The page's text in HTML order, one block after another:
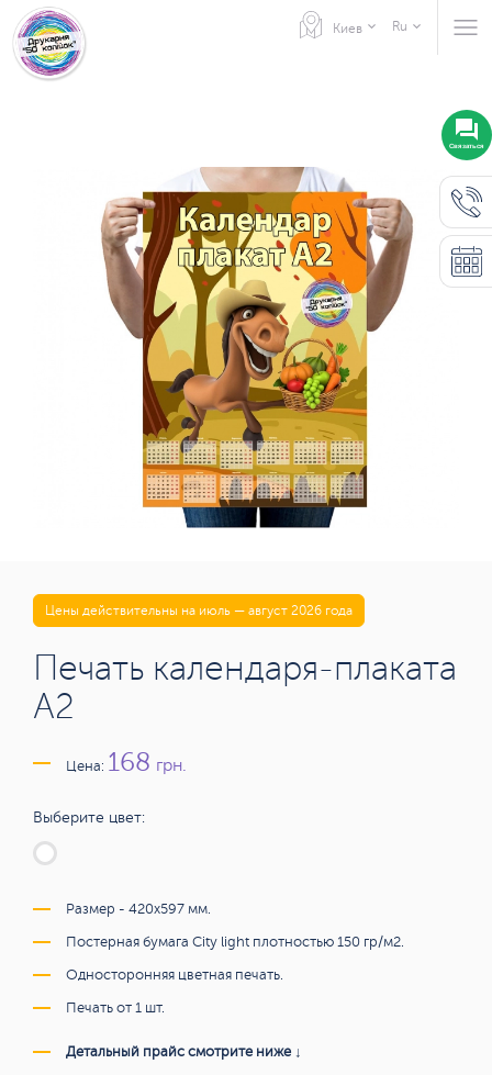
Киев Ru
Цены действительны на июль — август 2026 года
Печать календаря-плаката
А2
Цена: 168 грн.
Выберите цвет:
Размер - 420x597 мм.
Постерная бумага City light плотностью 150 гр/м2.
Односторонняя цветная печать.
Печать от 1 шт.
Детальный прайс смотрите ниже ↓